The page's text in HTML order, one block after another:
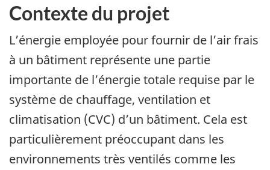
Contexte du projet
L’énergie employée pour fournir de l’air frais
à un bâtiment représente une partie
importante de l’énergie totale requise par le
système de chauffage, ventilation et
climatisation (CVC) d’un bâtiment. Cela est
particulièrement préoccupant dans les
environnements très ventilés comme les